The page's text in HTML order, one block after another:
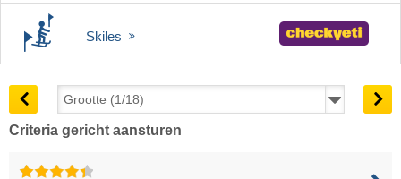
Skiles
Criteria gericht aansturen